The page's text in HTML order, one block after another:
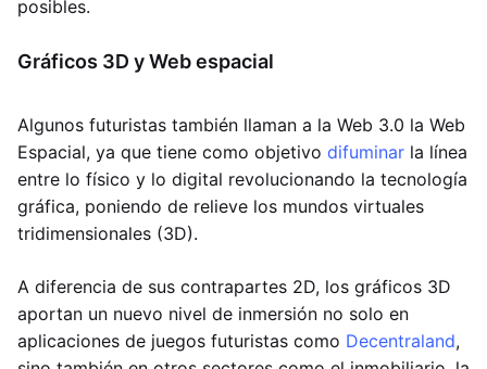
posibles.
Gráficos 3D y Web espacial
Algunos futuristas también llaman a la Web 3.0 la Web
Espacial, ya que tiene como objetivo difuminar la línea
entre lo físico y lo digital revolucionando la tecnología
gráfica, poniendo de relieve los mundos virtuales
tridimensionales (3D).
A diferencia de sus contrapartes 2D, los gráficos 3D
aportan un nuevo nivel de inmersión no solo en
aplicaciones de juegos futuristas como Decentraland,